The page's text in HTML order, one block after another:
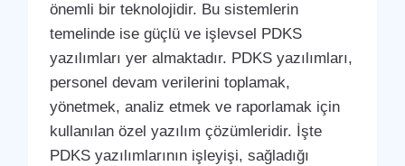
önemli bir teknolojidir. Bu sistemlerin
temelinde ise güçlü ve işlevsel PDKS
yazılımları yer almaktadır. PDKS yazılımları,
personel devam verilerini toplamak,
yönetmek, analiz etmek ve raporlamak için
kullanılan özel yazılım çözümleridir. İşte
PDKS yazılımlarının işleyişi, sağladığı